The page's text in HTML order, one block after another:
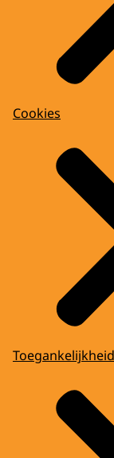
Cookies
Toegankelijkheid